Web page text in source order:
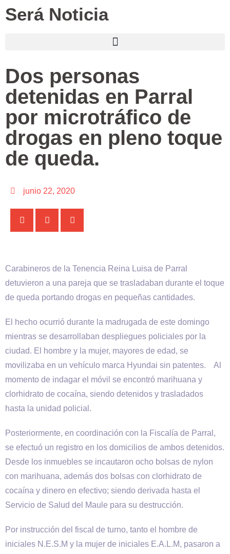
Será Noticia
Dos personas
detenidas en Parral
por microtráfico de
drogas en pleno toque
de queda.
junio 22, 2020
Carabineros de la Tenencia Reina Luisa de Parral
detuvieron a una pareja que se trasladaban durante el toque
de queda portando drogas en pequeñas cantidades.
El hecho ocurrió durante la madrugada de este domingo
mientras se desarrollaban despliegues policiales por la
ciudad. El hombre y la mujer, mayores de edad, se
movilizaba en un vehículo marca Hyundai sin patentes. Al
momento de indagar el móvil se encontró marihuana y
clorhidrato de cocaína, siendo detenidos y trasladados
hasta la unidad policial.
Posteriormente, en coordinación con la Fiscalía de Parral,
se efectuó un registro en los domicilios de ambos detenidos.
Desde los inmuebles se incautaron ocho bolsas de nylon
con marihuana, además dos bolsas con clorhidrato de
cocaína y dinero en efectivo; siendo derivada hasta el
Servicio de Salud del Maule para su destrucción.
Por instrucción del fiscal de turno, tanto el hombre de
iniciales N.E.S.M y la mujer de iniciales E.A.L.M, pasaron a